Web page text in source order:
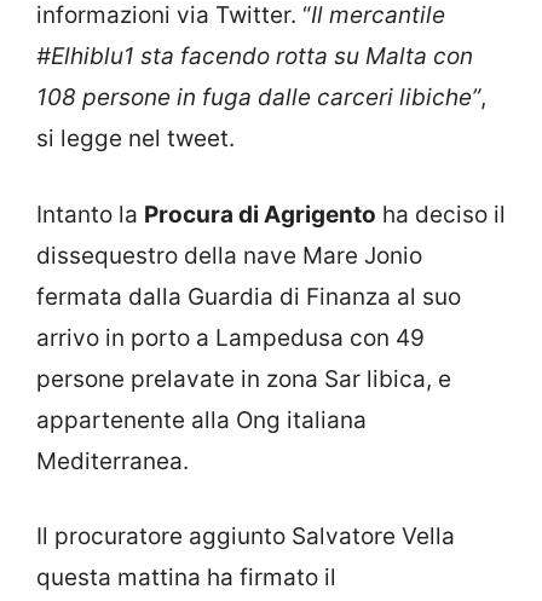
informazioni via Twitter. “Il mercantile
#Elhiblu1 sta facendo rotta su Malta con
108 persone in fuga dalle carceri libiche”,
si legge nel tweet.
Intanto la Procura di Agrigento ha deciso il
dissequestro della nave Mare Jonio
fermata dalla Guardia di Finanza al suo
arrivo in porto a Lampedusa con 49
persone prelavate in zona Sar libica, e
appartenente alla Ong italiana
Mediterranea.
Il procuratore aggiunto Salvatore Vella
questa mattina ha firmato il